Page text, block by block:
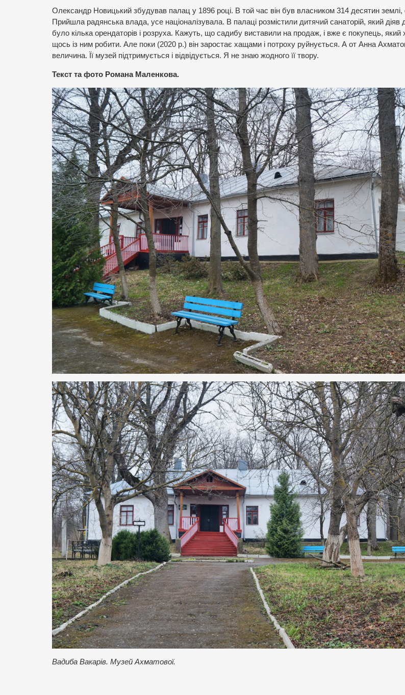
Олександр Новицький збудував палац у 1896 році. В той час він був власником 314 десятин землі,
Прийшла радянська влада, усе націоналізувала. В палаці розмістили дитячий санаторій, який діяв
було кілька орендаторів і розруха. Кажуть, що садибу виставили на продаж, і вже є покупець, який
щось із ним робити. Але поки (2020 р.) він заростає хащами і потроху руйнується. А от Анна
величина. Її музей підтримується і відвідується. Я не знаю жодного її твору.
Текст та фото Романа Маленкова.
Вадиба Вакарів. Музей Ахматової.